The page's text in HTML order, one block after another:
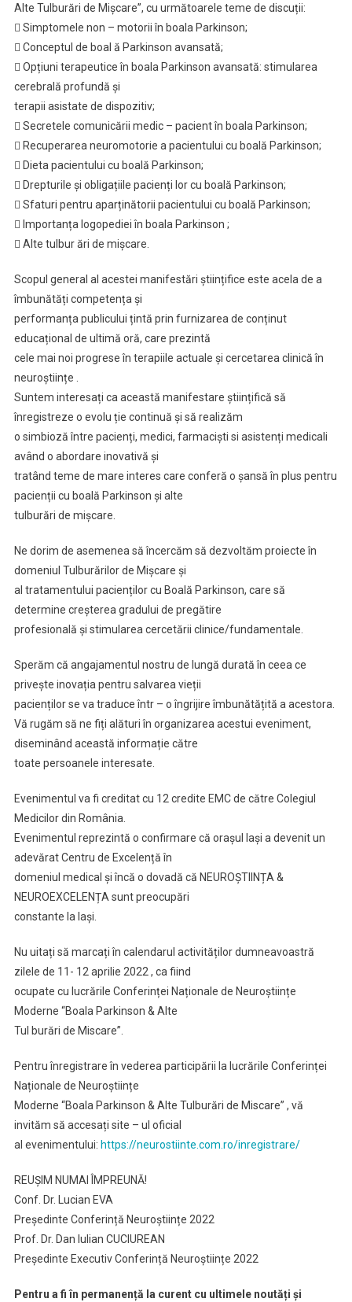
Alte Tulburări de Mișcare”, cu următoarele teme de discuții:
 Simptomele non – motorii în boala Parkinson;
 Conceptul de boal ă Parkinson avansată;
 Opțiuni terapeutice în boala Parkinson avansată: stimularea
cerebrală profundă și
terapii asistate de dispozitiv;
 Secretele comunicării medic – pacient în boala Parkinson;
 Recuperarea neuromotorie a pacientului cu boală Parkinson;
 Dieta pacientului cu boală Parkinson;
 Drepturile și obligațiile pacienți lor cu boală Parkinson;
 Sfaturi pentru aparținătorii pacientului cu boală Parkinson;
 Importanța logopediei în boala Parkinson ;
 Alte tulbur ări de mișcare.​
Scopul general al acestei manifestări științifice este acela de a
îmbunătăți competența și
performanța publicului țintă prin furnizarea de conținut
educațional de ultimă oră, care prezintă
cele mai noi progrese în terapiile actuale și cercetarea clinică în
neuroștiințe .
Suntem interesați ca această manifestare științifică să
înregistreze o evolu ție continuă și să realizăm
o simbioză între pacienți, medici, farmaciști si asistenți medicali
având o abordare inovativă și
tratând teme de mare interes care conferă o șansă în plus pentru
pacienții cu boală Parkinson și alte
tulburări de mișcare.
Ne dorim de asemenea să încercăm să dezvoltăm proiecte în
domeniul Tulburărilor de Mișcare și
al tratamentului pacienților cu Boală Parkinson, care să
determine creșterea gradului de pregătire
profesională și stimularea cercetării clinice/fundamentale.
Sperăm că angajamentul nostru de lungă durată în ceea ce
privește inovația pentru salvarea vieții
pacienților se va traduce într – o îngrijire îmbunătățită a acestora.
Vă rugăm să ne fiți alături în organizarea acestui eveniment,
diseminând această informație către
toate persoanele interesate.
Evenimentul va fi creditat cu 12 credite EMC de către Colegiul
Medicilor din România.
Evenimentul reprezintă o confirmare că orașul Iași a devenit un
adevărat Centru de Excelență în
domeniul medical și încă o dovadă că NEUROȘTIINȚA &
NEUROEXCELENȚA sunt preocupări
constante la Iași.
Nu uitați să marcați în calendarul activităților dumneavoastră
zilele de 11- 12 aprilie 2022 , ca fiind
ocupate cu lucrările Conferinței Naționale de Neuroștiințe
Moderne “Boala Parkinson & Alte
Tul burări de Miscare”.
Pentru înregistrare în vederea participării la lucrările Conferinței
Naționale de Neuroștiințe
Moderne “Boala Parkinson & Alte Tulburări de Miscare” , vă
invităm să accesați site – ul oficial
al evenimentului: https://neurostiinte.com.ro/inregistrare/
REUȘIM NUMAI ÎMPREUNĂ!
Conf. Dr. Lucian EVA
Președinte Conferință Neuroștiințe 2022
Prof. Dr. Dan Iulian CUCIUREAN
Președinte Executiv Conferință Neuroștiințe 2022
Pentru a fi în permanență la curent cu ultimele noutăți și